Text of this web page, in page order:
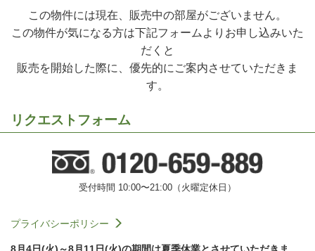
この物件には現在、販売中の部屋がございません。
この物件が気になる方は下記フォームよりお申し込みいた
だくと
販売を開始した際に、優先的にご案内させていただきま
す。
リクエストフォーム
受付時間 10:00〜21:00（火曜定休日）
プライバシーポリシー